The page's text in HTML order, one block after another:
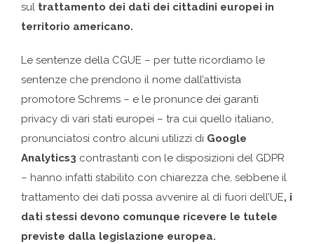
sul trattamento dei dati dei cittadini europei in
territorio americano.
Le sentenze della CGUE – per tutte ricordiamo le
sentenze che prendono il nome dall’attivista
promotore Schrems – e le pronunce dei garanti
privacy di vari stati europei – tra cui quello italiano,
pronunciatosi contro alcuni utilizzi di Google
Analytics3 contrastanti con le disposizioni del GDPR
– hanno infatti stabilito con chiarezza che, sebbene il
trattamento dei dati possa avvenire al di fuori dell’UE, i
dati stessi devono comunque ricevere le tutele
previste dalla legislazione europea.